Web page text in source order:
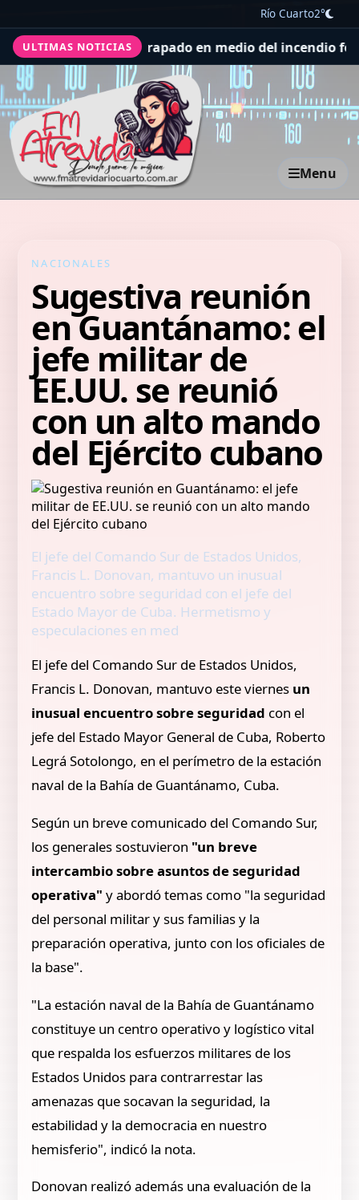
Río Cuarto2°
ULTIMAS NOTICIAS
quedó atrapado en medio del incendio forestal, tras
Menu
NACIONALES
Sugestiva reunión
en Guantánamo: el
jefe militar de
EE.UU. se reunió
con un alto mando
del Ejército cubano
El jefe del Comando Sur de Estados Unidos,
Francis L. Donovan, mantuvo un inusual
encuentro sobre seguridad con el jefe del
Estado Mayor de Cuba. Hermetismo y
especulaciones en med
El jefe del Comando Sur de Estados Unidos,
Francis L. Donovan, mantuvo este viernes un
inusual encuentro sobre seguridad con el
jefe del Estado Mayor General de Cuba, Roberto
Legrá Sotolongo, en el perímetro de la estación
naval de la Bahía de Guantánamo, Cuba.
Según un breve comunicado del Comando Sur,
los generales sostuvieron "un breve
intercambio sobre asuntos de seguridad
operativa" y abordó temas como "la seguridad
del personal militar y sus familias y la
preparación operativa, junto con los oficiales de
la base".
"La estación naval de la Bahía de Guantánamo
constituye un centro operativo y logístico vital
que respalda los esfuerzos militares de los
Estados Unidos para contrarrestar las
amenazas que socavan la seguridad, la
estabilidad y la democracia en nuestro
hemisferio", indicó la nota.
Donovan realizó además una evaluación de la